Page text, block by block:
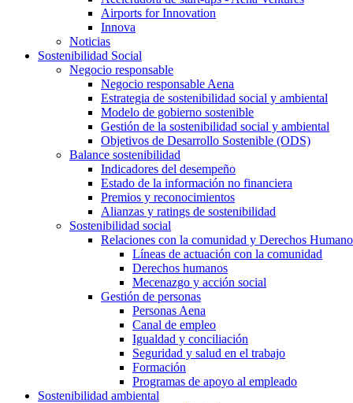
Airports for Innovation
Innova
Noticias
Sostenibilidad Social
Negocio responsable
Negocio responsable Aena
Estrategia de sostenibilidad social y ambiental
Modelo de gobierno sostenible
Gestión de la sostenibilidad social y ambiental
Objetivos de Desarrollo Sostenible (ODS)
Balance sostenibilidad
Indicadores del desempeño
Estado de la información no financiera
Premios y reconocimientos
Alianzas y ratings de sostenibilidad
Sostenibilidad social
Relaciones con la comunidad y Derechos
Líneas de actuación con la comunidad
Derechos humanos
Mecenazgo y acción social
Gestión de personas
Personas Aena
Canal de empleo
Igualdad y conciliación
Seguridad y salud en el trabajo
Formación
Programas de apoyo al empleado
Sostenibilidad ambiental